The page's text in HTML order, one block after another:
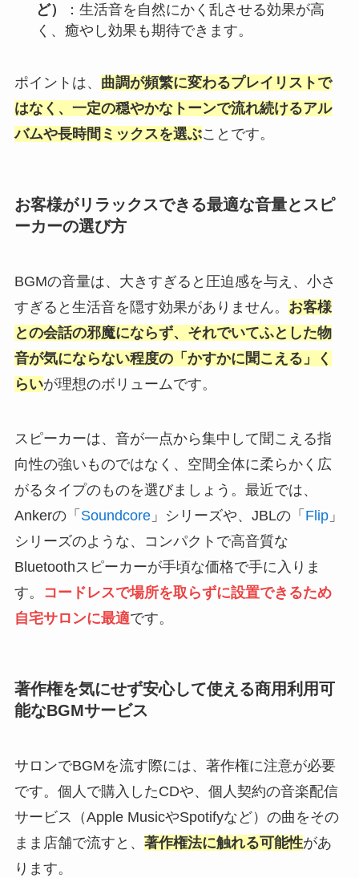
ど）
：生活音を自然にかく乱させる効果が高
く、癒やし効果も期待できます。
ポイントは、 曲調が頻繁に変わるプレイリストで
はなく、一定の穏やかなトーンで流れ続けるアル
バムや長時間ミックスを選ぶことです。
お客様がリラックスできる最適な音量とスピ
ーカーの選び方
BGMの音量は、大きすぎると圧迫感を与え、小さ
すぎると生活音を隠す効果がありません。 お客様
との会話の邪魔にならず、それでいてふとした物
音が気にならない程度の「かすかに聞こえる」く
らいが理想のボリュームです。
スピーカーは、音が一点から集中して聞こえる指
向性の強いものではなく、空間全体に柔らかく広
がるタイプのものを選びましょう。最近では、
Ankerの「 Soundcore」シリーズや、JBLの「 Flip」
シリーズのような、コンパクトで高音質な
Bluetoothスピーカーが手頃な価格で手に入りま
す。
コードレスで場所を取らずに設置できるため
自宅サロンに最適です。
著作権を気にせず安心して使える商用利用可
能なBGMサービス
サロンでBGMを流す際には、著作権に注意が必要
です。個人で購入したCDや、個人契約の音楽配信
サービス（Apple MusicやSpotifyなど）の曲をその
まま店舗で流すと、 著作権法に触れる可能性があ
ります。